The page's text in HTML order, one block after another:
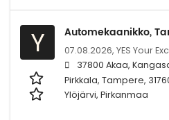
Y Automekaanikko,
07.08.2026, YES Your
37800 Akaa,
Pirkkala, Tampere,
Ylöjärvi, Pirkanmaa